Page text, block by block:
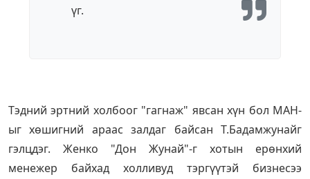
үг.
Тэдний эртний холбоог "гагнаж" явсан хүн бол МАН-
ыг хөшигний араас залдаг байсан Т.Бадамжунайг
гэлцдэг. Женко "Дон Жунай"-г хотын ерөнхий
менежер байхад холливуд тэргүүтэй бизнесээ